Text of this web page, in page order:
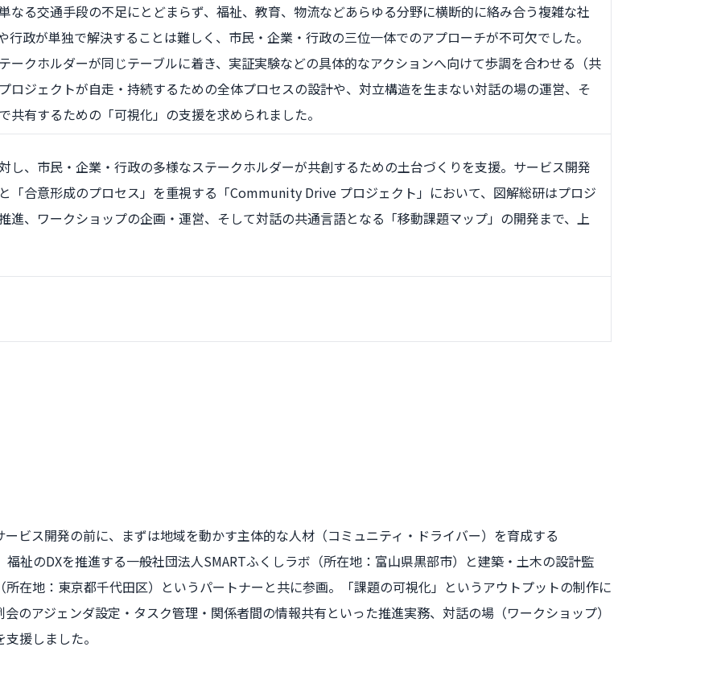
なる交通手段の不足にとどまらず、福祉、教育、物流などあらゆる分野に横断的に絡み合う複雑な社
政が単独で解決することは難しく、市民・企業・行政の三位一体でのアプローチが不可欠でした。
ークホルダーが同じテーブルに着き、実証実験などの具体的なアクションへ向けて歩調を合わせる（共
ロジェクトが自走・持続するための全体プロセスの設計や、対立構造を生まない対話の場の運営、そ
有するための「可視化」の支援を求められました。
し、市民・企業・行政の多様なステークホルダーが共創するための土台づくりを支援。サービス開発
「合意形成のプロセス」を重視する「Community Drive プロジェクト」において、図解総研はプロジ
進、ワークショップの企画・運営、そして対話の共通言語となる「移動課題マップ」の開発まで、上
ビス開発の前に、まずは地域を動かす主体的な人材（コミュニティ・ドライバー）を育成する
祉のDXを推進する一般社団法人SMARTふくしラボ（所在地：富山県黒部市）と建築・土木の設計監
在地：東京都千代田区）というパートナーと共に参画。「課題の可視化」というアウトプットの制作に
のアジェンダ設定・タスク管理・関係者間の情報共有といった推進実務、対話の場（ワークショップ）
援しました。